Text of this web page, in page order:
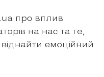
про вплив
на нас та те,
емоційний